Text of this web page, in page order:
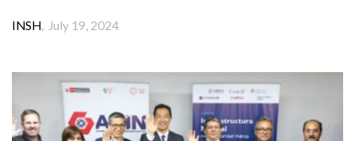
Author
INSH July 19, 2024